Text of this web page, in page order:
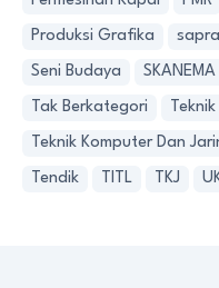
Produksi Grafika
Seni Budaya
Tak Berkategori
Teknik Komputer Dan
Tendik TITL TKJ